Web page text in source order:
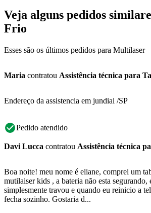
Veja alguns pedidos
Frio
Esses são os últimos pedidos para Multilaser
Maria contratou Assistência técnica para
Endereço da assistencia em jundiai /SP
Pedido atendido
Davi Lucca contratou Assistência técnica
Boa noite! meu nome é eliane, comprei um
mutilaiser kids , a bateria não esta segurando,
simplesmente travou e quando eu reinicio a
fecha sozinho. Gostaria d...